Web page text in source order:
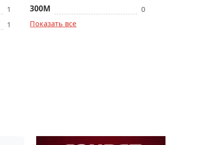
1
1
300М
0
Показать все